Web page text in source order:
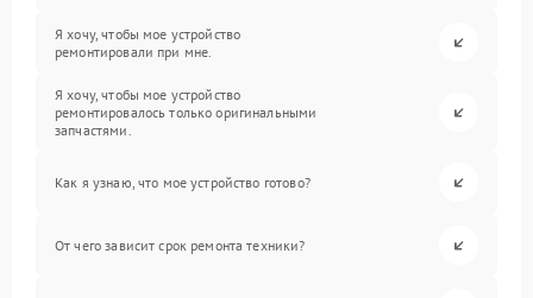
Я хочу, чтобы мое устройство
ремонтировали при мне.
Я хочу, чтобы мое устройство
ремонтировалось только оригинальными
запчастями.
Как я узнаю, что мое устройство готово?
От чего зависит срок ремонта техники?